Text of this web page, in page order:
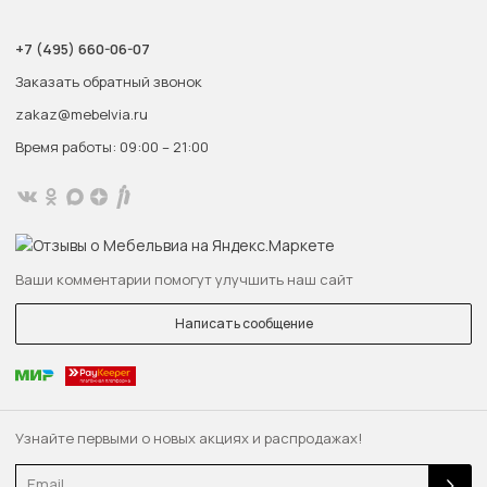
Узнайте первыми о новых акциях и распродажах!
+7 (495) 660-06-07
Заказать обратный звонок
zakaz@mebelvia.ru
Время работы: 09:00 – 21:00
Ваши комментарии помогут улучшить наш сайт
Написать сообщение